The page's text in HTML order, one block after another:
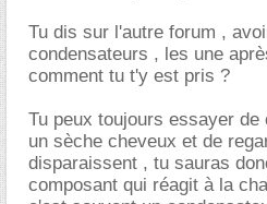
Tu dis sur l'autre forum ,
condensateurs , les une
comment tu t'y est pris ?
Tu peux toujours essayer
un sèche cheveux et de
disparaissent , tu sauras
composant qui réagit à la